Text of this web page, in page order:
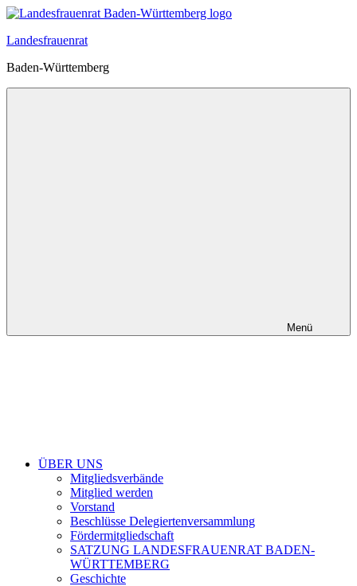
Zum
springen
Landesfrauenrat
Baden-Württemberg
Menü
ÜBER UNS
Mitgliedsverbände
Mitglied werden
Vorstand
Beschlüsse Delegiertenversammlung
Fördermitgliedschaft
SATZUNG LANDESFRAUENRAT BADEN-
WÜRTTEMBERG
Geschichte